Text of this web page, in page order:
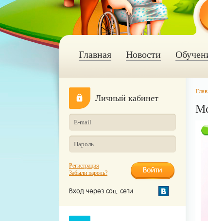
Главная Новости
Личный кабинет
Регистрация
Забыли пароль?
Вход через соц. сети